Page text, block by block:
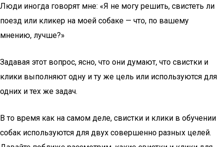
Люди иногда говорят мне: «Я не могу решить, свистеть ли
поезд или кликер на моей собаке — что, по вашему
мнению, лучше?»
Задавая этот вопрос, ясно, что они думают, что свистки и
клики выполняют одну и ту же цель или используются для
одних и тех же задач.
В то время как на самом деле, свистки и клики в обучении
собак используются для двух совершенно разных целей.